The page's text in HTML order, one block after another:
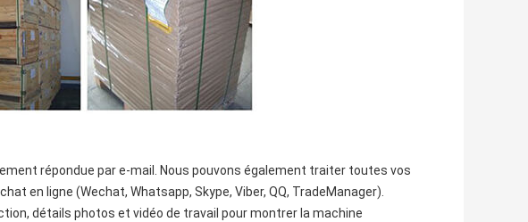
répondue par e-mail. Nous pouvons également traiter toutes vos
en ligne (Wechat, Whatsapp, Skype, Viber, QQ, TradeManager).
détails photos et vidéo de travail pour montrer la machine